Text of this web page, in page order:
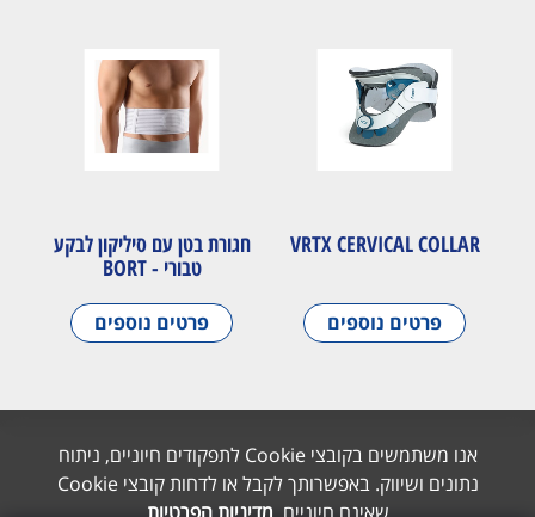
אנו משתמשים בקובצי Cookie לתפקודים חיוניים, ניתוח
נתונים ושיווק. באפשרותך לקבל או לדחות קובצי Cookie
VRTX CERVICAL COLLAR
פרטים נוספים
חגורת בטן עם סיליקון לבקע
טבורי - BORT
פרטים נוספים